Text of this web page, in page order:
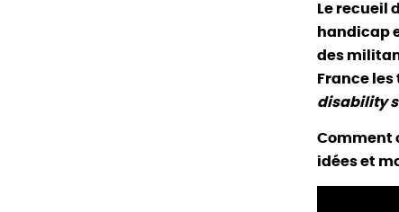
Le recueil
handicap
des
France
disability
Comment
idées et